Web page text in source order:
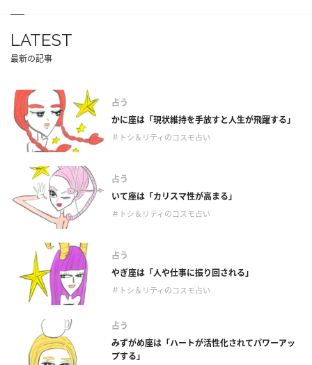
LATEST
最新の記事
占う
かに座は「現状維持を手放すと人生が飛躍する」
＃トシ＆リティのコスモ占い
占う
いて座は「カリスマ性が高まる」
＃トシ＆リティのコスモ占い
占う
やぎ座は「人や仕事に振り回される」
＃トシ＆リティのコスモ占い
占う
みずがめ座は「ハートが活性化されてパワーアッ
プする」